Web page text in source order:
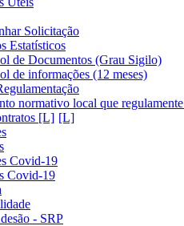
Solicitação
Estatísticos
de Documentos (Grau Sigilo)
de informações (12 meses)
normativo local que
[L]
Covid-19
Covid-19
- SRP